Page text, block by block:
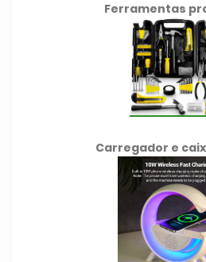
Ferramentas
Carregador e